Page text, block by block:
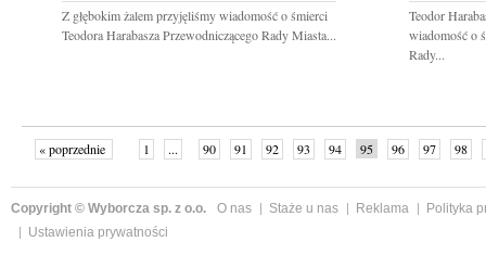
Z głębokim żalem przyjęliśmy wiadomość o śmierci
Teodora Harabasza Przewodniczącego Rady Miasta...
Teodor
wiadomość o
Rady...
« poprzednie 1 ... 90 91 92 93 94 95 96 97 98
Copyright © Wyborcza sp. z o.o. O nas Staże u nas Reklama
Polityka
Ustawienia prywatności